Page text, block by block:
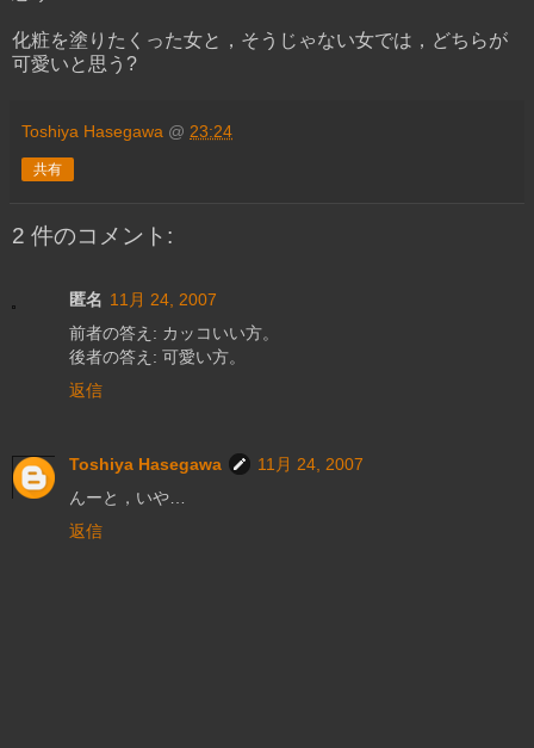
化粧を塗りたくった女と，そうじゃない女では，どちらが
可愛いと思う?
Toshiya Hasegawa @ 23:24
共有
2 件のコメント:
匿名 11月 24, 2007
前者の答え: カッコいい方。
後者の答え: 可愛い方。
返信
Toshiya Hasegawa
11月 24, 2007
んーと，いや…
返信